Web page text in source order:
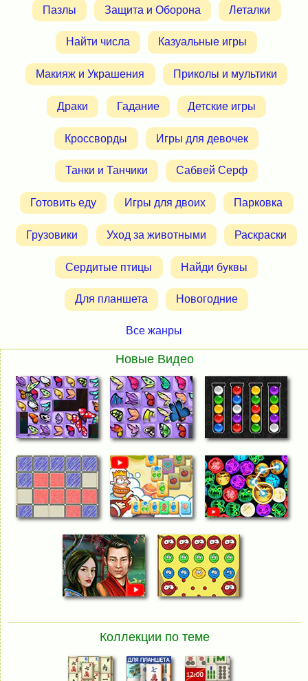
Пазлы Защита и Оборона Леталки
Найти числа Казуальные игры
Макияж и Украшения Приколы и мультики
Драки Гадание Детские игры
Кроссворды Игры для девочек
Танки и Танчики Сабвей Серф
Готовить еду Игры для двоих Парковка
Грузовики Уход за животными Раскраски
Сердитые птицы Найди буквы
Для планшета Новогодние
Все жанры
Новые Видео
Коллекции по теме